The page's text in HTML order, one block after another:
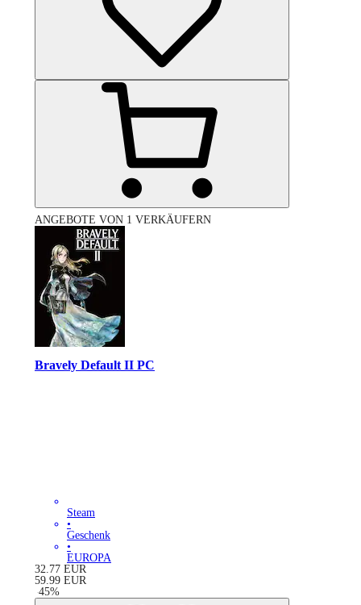
ANGEBOTE VON 1 VERKÄUFERN
Bravely Default II PC
Steam
•
Geschenk
•
EUROPA
32.77 EUR
59.99 EUR
-45%